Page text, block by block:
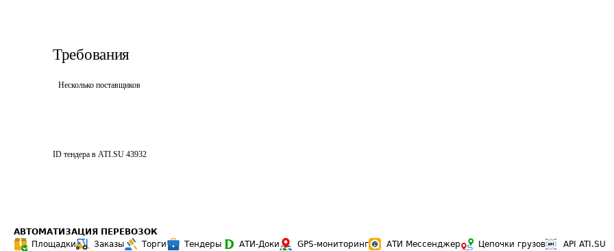
Требования
Несколько поставщиков
ID тендера в ATI.SU 43932
АВТОМАТИЗАЦИЯ ПЕРЕВОЗОК
Площадки
Заказы Торги Тендеры АТИ-Доки GPS-мониторинг АТИ Мессенджер Цепочки грузов API ATI.SU